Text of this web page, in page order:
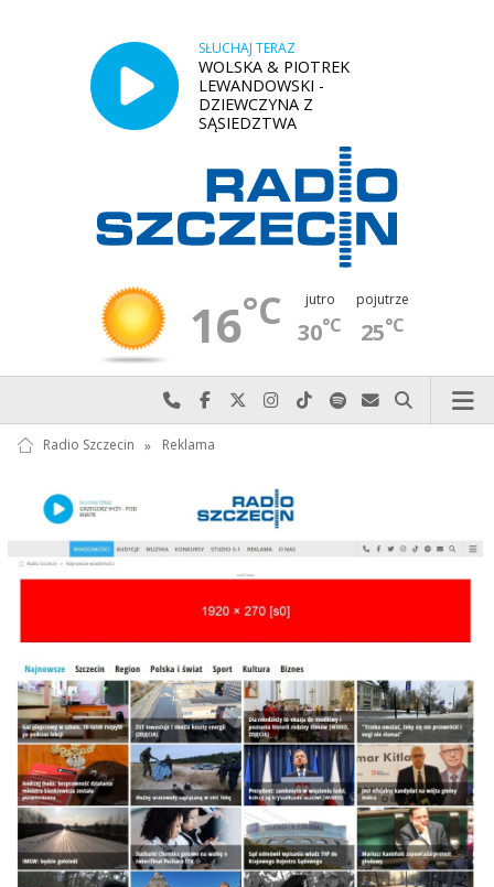
SŁUCHAJ TERAZ
WOLSKA & PIOTREK
LEWANDOWSKI -
DZIEWCZYNA Z
SĄSIEDZTWA
16°C jutro
30°C
pojutrze
25°C
Najlepiej po prostu do nas zadzwoń
Odwiedź nas na Facebook-u
Odwiedź nas na X
Odwiedź nas na Instagram-ie
Odwiedź nas na TikTok-u
Szukaj nas na Spotify
Wyślij do nas
Szukaj
Radio Szczecin » Reklama